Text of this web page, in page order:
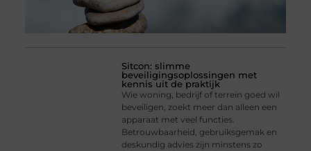
Sitcon: slimme
beveiligingsoplossingen met
kennis uit de praktijk
Wie woning, bedrijf of terrein goed wil
beveiligen, zoekt meer dan alleen een
apparaat met veel functies.
Betrouwbaarheid, gebruiksgemak en
deskundig advies zijn minstens zo